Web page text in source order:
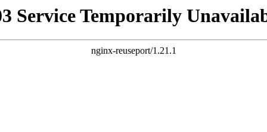
Service Temporarily
nginx-reuseport/1.21.1